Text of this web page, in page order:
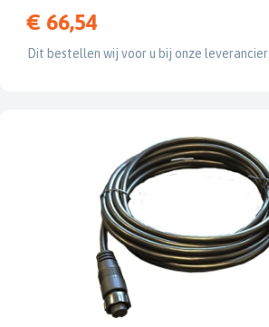
€ 66,54
Dit bestellen wij voor u bij onze leverancier